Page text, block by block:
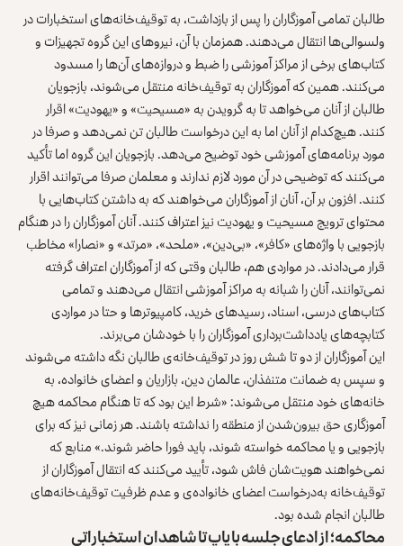
طالبان تمامی آموزگاران را پس از بازداشت، به توقیف‌خانه‌های استخبارات در
ولسوالی‌ها انتقال می‌دهند. همزمان با آن، نیروهای این گروه تجهیزات و
کتاب‌های برخی از مراکز آموزشی را ضبط و دروازه‌های آن‌ها را مسدود
می‌کنند. همین که آموزگاران به توقیف‌خانه منتقل می‌شوند، بازجویان
طالبان از آنان می‌خواهد تا به گرویدن به «مسیحیت» و «یهودیت» اقرار
کنند. هیچ‌کدام از آنان اما به این درخواست طالبان تن نمی‌دهد و صرفا در
مورد برنامه‌های آموزشی خود توضیح می‌دهد. بازجویان این گروه اما تأکید
می‌کنند که توضیحی در آن مورد لازم ندارند و معلمان صرفا می‌توانند اقرار
کنند. افزون بر آن، آنان از آموزگاران می‌خواهند که به داشتن کتاب‌هایی با
محتوای ترویج مسیحیت و یهودیت نیز اعتراف کنند. آنان آموزگاران را در هنگام
بازجویی با واژه‌های «کافر»، «بی‌دین»، «ملحد»، «مرتد» و «نصارا» مخاطب
قرار می‌دادند. در مواردی هم، طالبان وقتی که از آموزگاران اعتراف گرفته
نمی‌توانند، آنان را شبانه به مراکز آموزشی انتقال می‌دهند و تمامی
کتاب‌های درسی، اسناد، رسیدهای خرید، کامپیوترها و حتا در مواردی
کتابچه‌های یادداشت‌برداری آموزگاران را با خودشان می‌برند.
این آموزگاران از دو تا شش روز در توقیف‌خانه‌ی طالبان نگه داشته می‌شوند
و سپس به ضمانت متنفذان، عالمان دین، بازاریان و اعضای خانواده، به
خانه‌های خود منتقل می‌شوند: «شرط این بود که تا هنگام محاکمه هیچ
آموزگاری حق بیرون‌شدن از منطقه را نداشته باشند. هر زمانی نیز که برای
بازجویی و یا محاکمه خواسته شوند، باید فورا حاضر شوند.» منابع که
نمی‌خواهند هویت‌شان فاش شود، تأیید می‌کنند که انتقال آموزگاران از
توقیف‌خانه به‌درخواست اعضای خانواده‌ی و عدم ظرفیت توقیف‌خانه‌های
طالبان انجام شده بود.
محاکمه؛ از ادعای جلسه با پاپ تا شاهدان استخباراتی